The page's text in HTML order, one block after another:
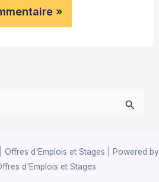
d'Emplois et Stages | Powered by
d'Emplois et Stages